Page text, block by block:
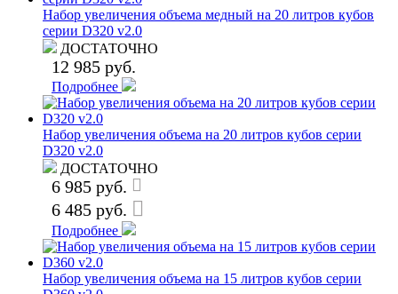
Набор увеличения объема медный на 20 литров кубов
серии D320 v2.0
ДОСТАТОЧНО
12 985 руб.
Подробнее
Набор увеличения объема на 20 литров кубов серии
D320 v2.0
ДОСТАТОЧНО
6 985 руб.
6 485 руб.
Подробнее
Набор увеличения объема на 15 литров кубов серии